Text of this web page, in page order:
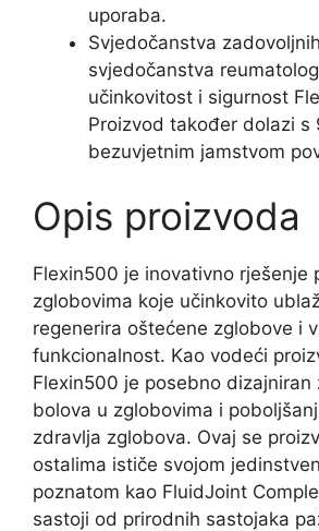
uporaba.
Svjedočanstva
svjedočanstva
učinkovitost i sigurnost
Proizvod također dolazi s
bezuvjetnim jamstvom
Opis proizvoda
Flexin500 je inovativno rješenje
zglobovima koje učinkovito
regenerira oštećene zglobove i
funkcionalnost. Kao vodeći
Flexin500 je posebno dizajniran
bolova u zglobovima i
zdravlja zglobova. Ovaj se
ostalima ističe svojom
poznatom kao FluidJoint
sastoji od prirodnih sastojaka